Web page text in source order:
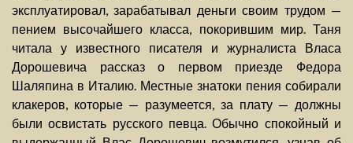
эксплуатировал, зарабатывал деньги своим трудом —
пением высочайшего класса, покорившим мир. Таня
читала у известного писателя и журналиста Власа
Дорошевича рассказ о первом приезде Федора
Шаляпина в Италию. Местные знатоки пения собирали
клакеров, которые — разумеется, за плату — должны
были освистать русского певца. Обычно спокойный и